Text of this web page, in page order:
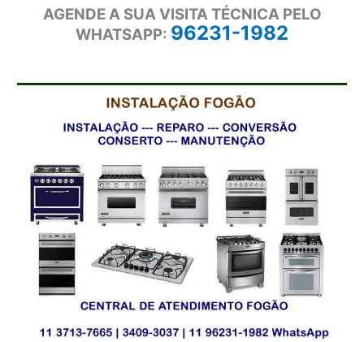
AGENDE A SUA VISITA TÉCNICA PELO
WHATSAPP: 96231-1982